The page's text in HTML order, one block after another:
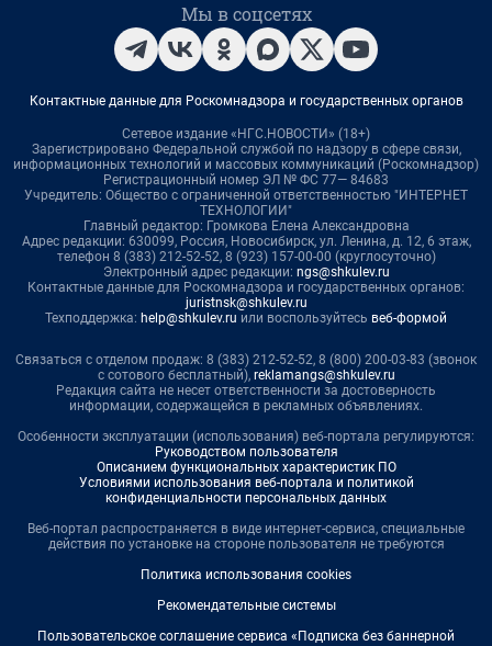
Мы в соцсетях
Контактные данные для Роскомнадзора и государственных органов
Сетевое издание «НГС.НОВОСТИ» (18+)
Зарегистрировано Федеральной службой по надзору в сфере связи,
информационных технологий и массовых коммуникаций (Роскомнадзор)
Регистрационный номер ЭЛ № ФС 77— 84683
Учредитель: Общество с ограниченной ответственностью "ИНТЕРНЕТ
ТЕХНОЛОГИИ"
Главный редактор: Громкова Елена Александровна
Адрес редакции: 630099, Россия, Новосибирск, ул. Ленина, д. 12, 6 этаж,
телефон 8 (383) 212-52-52, 8 (923) 157-00-00 (круглосуточно)
Электронный адрес редакции: ngs@shkulev.ru
Контактные данные для Роскомнадзора и государственных органов:
juristnsk@shkulev.ru
Техподдержка: help@shkulev.ru или воспользуйтесь веб-формой
Связаться с отделом продаж: 8 (383) 212-52-52, 8 (800) 200-03-83 (звонок
с сотового бесплатный), reklamangs@shkulev.ru
Редакция сайта не несет ответственности за достоверность
информации, содержащейся в рекламных объявлениях.
Особенности эксплуатации (использования) веб-портала регулируются:
Руководством пользователя
Описанием функциональных характеристик ПО
Условиями использования веб-портала и политикой
конфиденциальности персональных данных
Веб-портал распространяется в виде интернет-сервиса, специальные
действия по установке на стороне пользователя не требуются
Политика использования cookies
Рекомендательные системы
Пользовательское соглашение сервиса «Подписка без баннерной